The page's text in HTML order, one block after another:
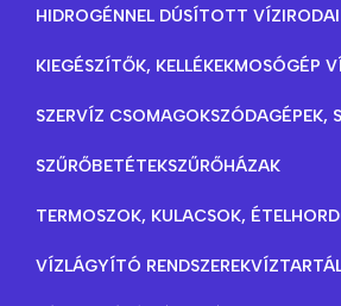
HIDROGÉNNEL DÚSÍTOTT VÍZ
KIEGÉSZÍTŐK, KELLÉKEKMOSÓGÉP
SZERVÍZ CSOMAGOKSZÓDAGÉPEK,
SZŰRŐBETÉTEKSZŰRŐHÁZAK
TERMOSZOK, KULACSOK,
VÍZLÁGYÍTÓ RENDSZEREK